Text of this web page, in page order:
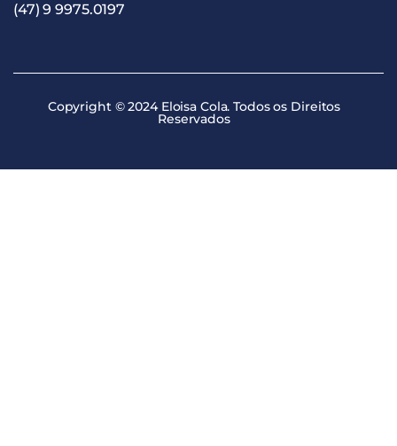
(47) 9 9975.0197
Copyright © 2024 Eloisa Cola. Todos os Direitos
Reservados